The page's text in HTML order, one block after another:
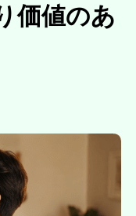
価値のあ